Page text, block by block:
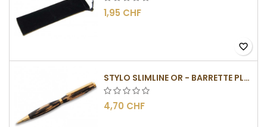
1,95 CHF
favorite_border
STYLO SLIMLINE OR - BARRETTE PLATE
4,70 CHF